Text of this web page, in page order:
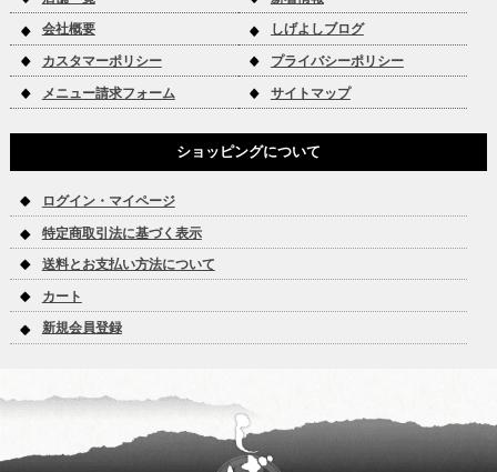
会社概要 しげよしブログ
カスタマーポリシー プライバシーポリシー
メニュー請求フォーム サイトマップ
ショッピングについて
ログイン・マイページ
特定商取引法に基づく表示
送料とお支払い方法について
カート
新規会員登録